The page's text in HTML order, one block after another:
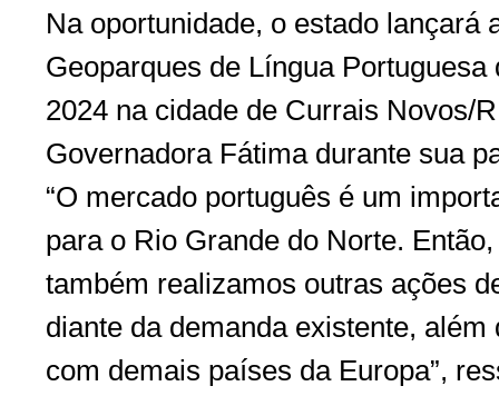
Na oportunidade, o estado lançará
Geoparques de Língua
2024 na cidade de Currais Novos/
Governadora Fátima durante sua
“O mercado português é um
para o Rio Grande do Norte.
também realizamos outras ações
diante da demanda existente,
com demais países da Europa”,